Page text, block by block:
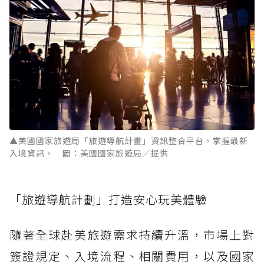
▲美國國家旅遊局「旅遊導航計畫」資訊整合平台，掌握最新
入境資訊。 圖：美國國家旅遊局／提供
「旅遊導航計劃」打造安心玩美體驗
隨著全球赴美旅遊需求持續升溫，市場上對
簽證規定、入境流程、相關費用，以及國家